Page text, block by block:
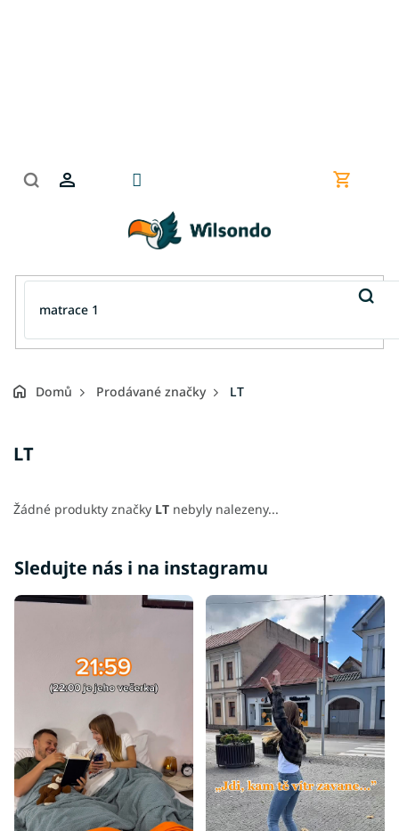
Nákupní
Domů Prodávané značky LT
LT
Žádné produkty značky LT nebyly nalezeny...
Sledujte nás i na instagramu